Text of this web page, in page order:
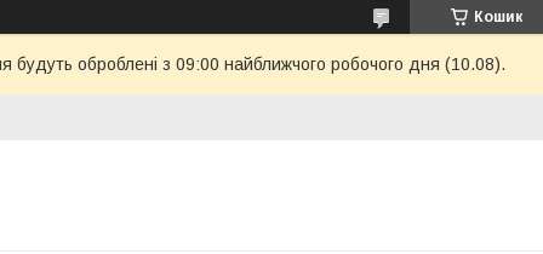
Кошик
будуть оброблені з 09:00 найближчого робочого дня (10.08).